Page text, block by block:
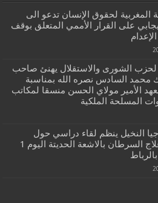
المغربية لحقوق الإنسان تدعو الى
على القرار الأممي المتعلق بوقف
لحزب الشورى والاستقلال يهنئ صاحب
محمد السادس نصره الله بمناسبة
الأمير مولاي الحسن منسقا لمكاتب
المسلحة الملكية
النخيل ينظم لقاء دراسي حول
مستجدات علاج السرطان بالاشعة الحديتة اليوم 1